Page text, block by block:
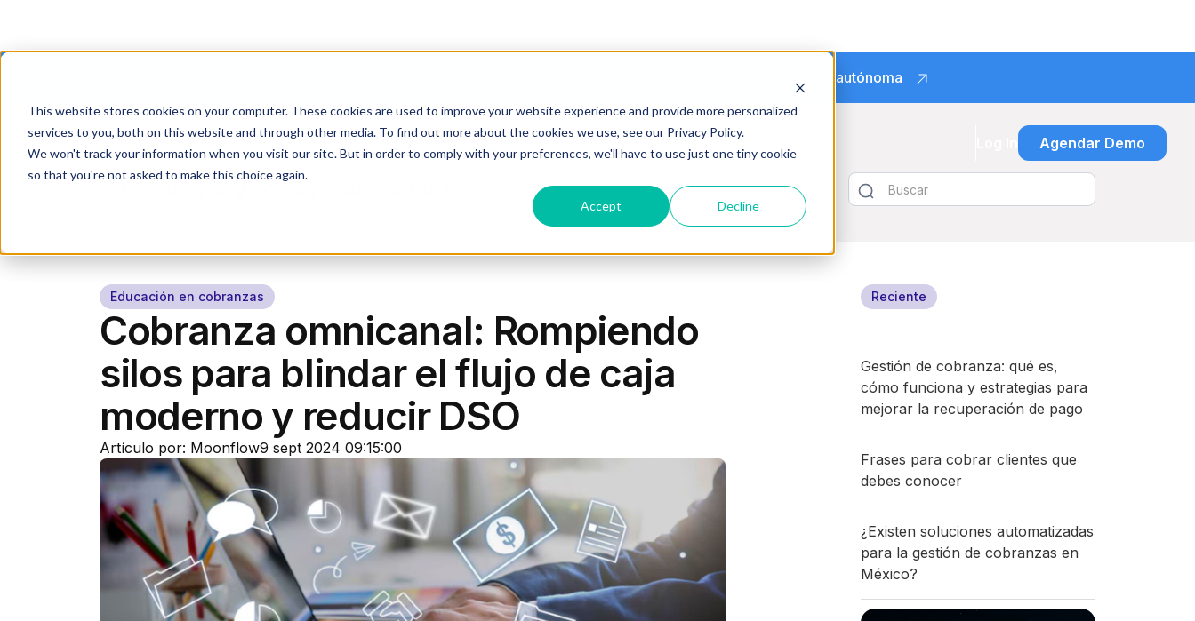
This website stores cookies on your computer. These cookies are used to improve your website experience and provide more personalized
services to you, both on this website and through other media. To find out more about the cookies we use, see our Privacy Policy.
We won't track your information when you visit our site. But in order to comply with your preferences, we'll have to use just one tiny cookie
so that you're not asked to make this choice again.
Accept Decline
Moonflow supera los $4M en financiamiento y acelera la transición hacia la cobranza autónoma
Industrias Agente IA Recursos Planes Agendar Demo
Estrategias y consejos de cobranza
Educación en cobranzas
Cobranza omnicanal: Rompiendo
silos para blindar el flujo de caja
moderno y reducir DSO
Artículo por: Moonflow9 sept 2024 09:15:00
Reciente
Gestión de cobranza: qué es,
cómo funciona y estrategias para
mejorar la recuperación de pago
Frases para cobrar clientes que
debes conocer
¿Existen soluciones automatizadas
para la gestión de cobranzas en
México?